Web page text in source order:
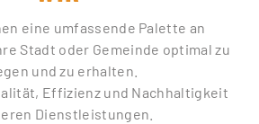
eine umfassende Palette an
Stadt oder Gemeinde optimal zu
und zu erhalten.
Effizienz und Nachhaltigkeit
Dienstleistungen.